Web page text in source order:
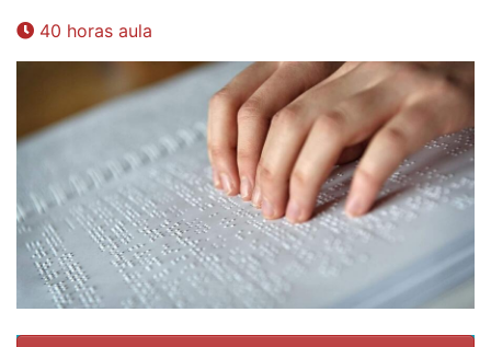
40 horas aula